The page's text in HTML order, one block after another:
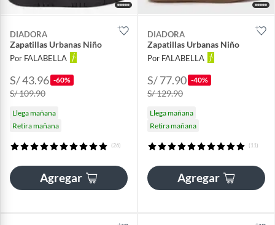
DIADORA
Zapatillas Urbanas Niño
Por FALABELLA
S/ 43.96 -60%
S/ 109.90
Llega mañana
Retira mañana
(26)
Agregar
DIADORA
Zapatillas Urbanas Niño
Por FALABELLA
S/ 77.90 -40%
S/ 129.90
Llega mañana
Retira mañana
(11)
Agregar